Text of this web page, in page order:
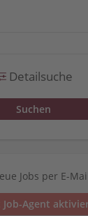
Detailsuche
Jobs per E-
Job-Agent